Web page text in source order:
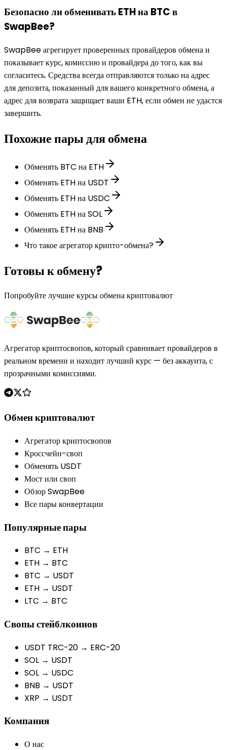
Безопасно ли обменивать ETH на BTC в
SwapBee?
SwapBee агрегирует проверенных провайдеров обмена и
показывает курс, комиссию и провайдера до того, как вы
согласитесь. Средства всегда отправляются только на адрес
для депозита, показанный для вашего конкретного обмена, а
адрес для возврата защищает ваши ETH, если обмен не удастся
завершить.
Похожие пары для обмена
Обменять BTC на ETH
Обменять ETH на USDT
Обменять ETH на USDC
Обменять ETH на SOL
Обменять ETH на BNB
Что такое агрегатор крипто-обмена?
Готовы к обмену?
Попробуйте лучшие курсы обмена криптовалют
Агрегатор криптосвопов, который сравнивает провайдеров в
реальном времени и находит лучший курс — без аккаунта, с
прозрачными комиссиями.
Обмен криптовалют
Агрегатор криптосвопов
Кроссчейн-своп
Обменять USDT
Мост или своп
Обзор SwapBee
Все пары конвертации
Популярные пары
BTC → ETH
ETH → BTC
BTC → USDT
ETH → USDT
LTC → BTC
Свопы стейблкоинов
USDT TRC-20 → ERC-20
SOL → USDT
SOL → USDC
BNB → USDT
XRP → USDT
Компания
О нас